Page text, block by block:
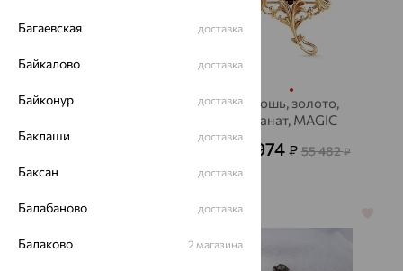
брошь, золото,
Брошь, золото,
гранат, MAGIC
19 974 ₽ 55 482₽
64% 64%
Багаевская доставка
Байкалово доставка
Байконур доставка
Баклаши доставка
Баксан доставка
Балабаново доставка
Балаково 2 магазина